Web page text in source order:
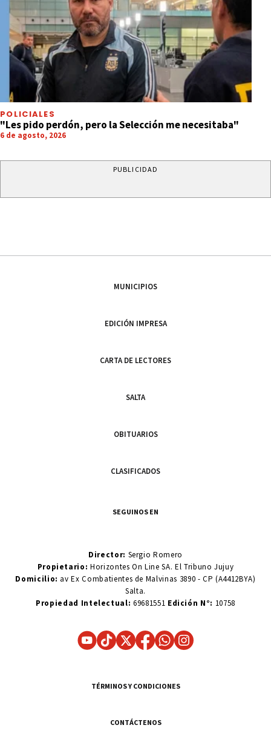
POLICIALES
"Les pido perdón, pero la Selección me necesitaba"
6 de agosto, 2026
PUBLICIDAD
MUNICIPIOS
EDICIÓN IMPRESA
CARTA DE LECTORES
SALTA
OBITUARIOS
CLASIFICADOS
SEGUINOS EN
Director: Sergio Romero
Propietario:Horizontes On Line SA. El Tribuno Jujuy
Domicilio: av Ex Combatientes de Malvinas 3890 - CP (A4412BYA)
Salta.
Propiedad Intelectual: 69681551 Edición N°: 10758
TÉRMINOS Y CONDICIONES
CONTÁCTENOS